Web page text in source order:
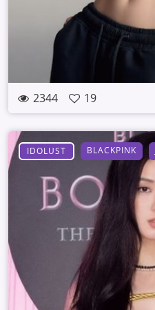
2344 19
IDOLUST BLACKPINK